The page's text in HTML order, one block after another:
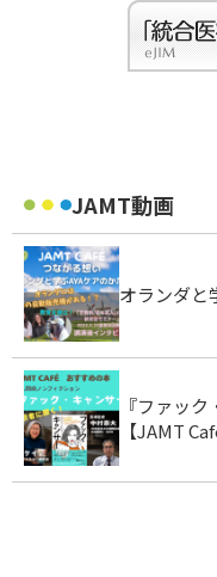
JAMT動画
オランダと
『ファッ
【JAMT